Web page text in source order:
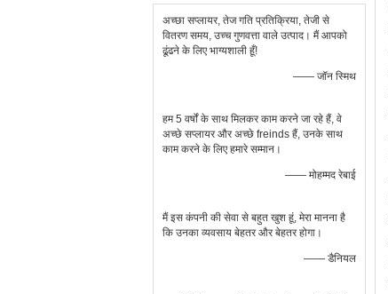
अच्छा सप्लायर, तेज गति प्रतिक्रिया, तेजी से
वितरण समय, उच्च गुणवत्ता वाले उत्पाद। मैं आपको
ढूंढने के लिए भाग्यशाली हूँ!
—— जॉन स्मिथ
हम 5 वर्षों के साथ मिलकर काम करने जा रहे हैं, वे
अच्छे सप्लायर और अच्छे freinds हैं, उनके साथ
काम करने के लिए हमारे सम्मान।
—— मोहम्मद रेबाई
मैं इस कंपनी की सेवा से बहुत खुश हूं, मेरा मानना ​​है
कि उनका व्यवसाय बेहतर और बेहतर होगा।
—— डैनियल